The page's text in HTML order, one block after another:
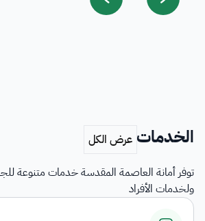
الخدمات
توفر أمانة العاصمة المقدسة خدمات متنوعة
ولخدمات الأفراد